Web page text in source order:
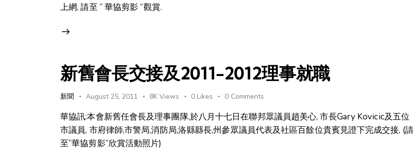
上網, 請至 ” 華協剪影 “觀賞.
新舊會長交接及2011-2012理事就職
新聞 August 25, 2011 8K Views 0 Likes 0 Comments
華協訊:本會新舊任會長及理事團隊,於八月十七日在聯邦眾議員趙美心, 市長Gary Kovicic及五位
市議員, 市府律師,市警局,消防局,洛縣縣長,州參眾議員代表及社區百餘位貴賓見證下完成交接, (請
至”華協剪影”欣賞活動照片)